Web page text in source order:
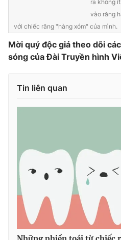
Chất lượng cuộc sống
Hitech Công nghệ tương lai
Sản phẩm
Tư vấn
Photo
Video
VTV Money
ra không
vào răng
với chiếc răng "hàng xóm" của mình.
Mời quý độc giả theo dõi
sóng của Đài Truyền hình
Tin liên quan